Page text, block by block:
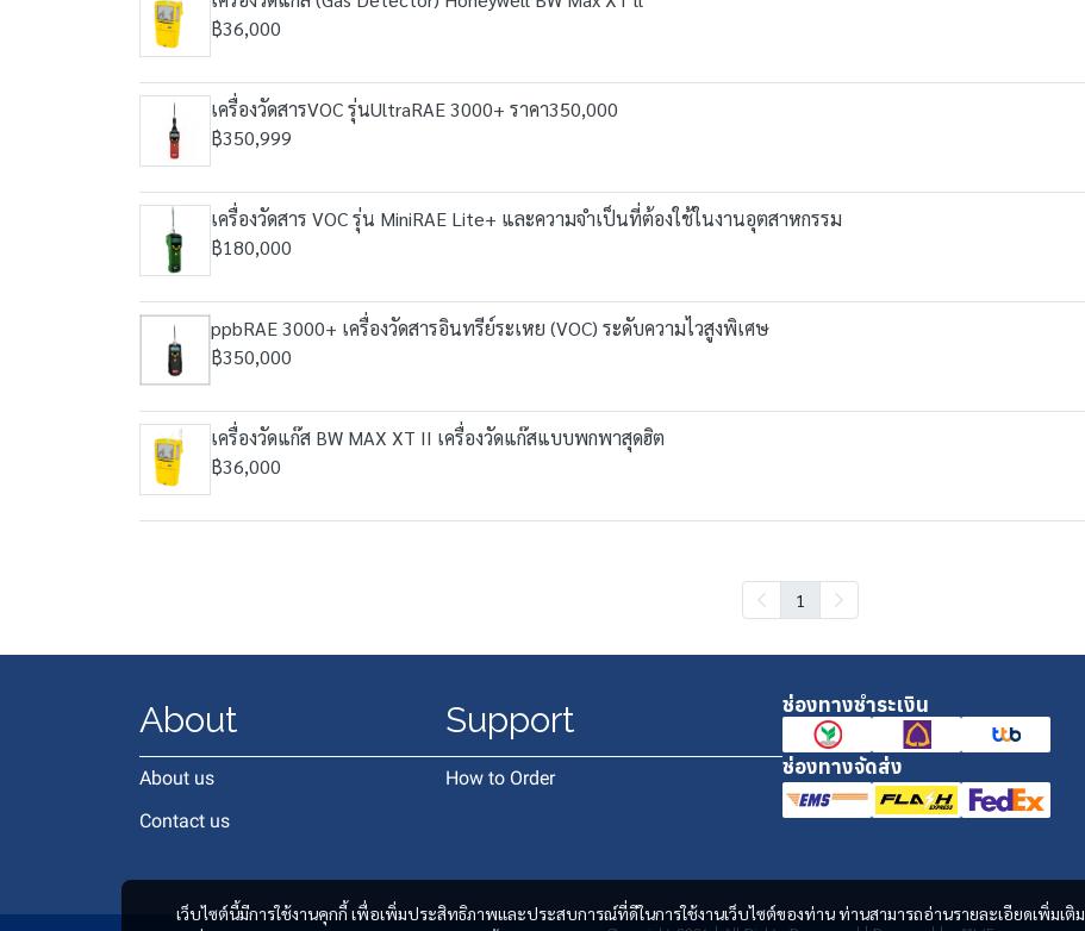
฿36,000
เครื่องวัดสารVOC รุ่นUltraRAE 3000+ ราคา350,000
฿350,999
เครื่องวัดสาร VOC รุ่น MiniRAE Lite+ และความจำเป็นที่ต้องใช้ในงานอุตสาหกรรม
฿180,000
ppbRAE 3000+ เครื่องวัดสารอินทรีย์ระเหย (VOC) ระดับความไวสูงพิเศษ
฿350,000
เครื่องวัดแก๊ส BW MAX XT II เครื่องวัดแก๊สแบบพกพาสุดฮิต
฿36,000
1
เว็บไซต์นี้มีการใช้งานคุกกี้ เพื่อเพิ่มประสิทธิภาพและประสบการณ์ที่ดีในการใช้งานเว็บไซต์ของท่าน ท่านสามารถอ่านรายละเอียดเพิ่มเติม
About
About us
Contact us
Support
How to Order
ช่องทางชำระเงิน
ช่องทางจัดส่ง